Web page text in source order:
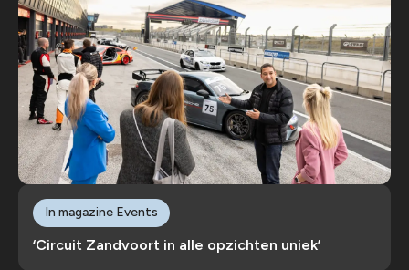
‘Circuit Zandvoort in alle opzichten uniek’
In magazine Events